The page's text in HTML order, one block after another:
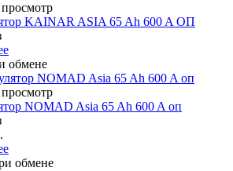
KAINAR ASIA 65 Ah 600 A ОП
обмене
NOMAD Asia 65 Ah 600 A оп
обмене